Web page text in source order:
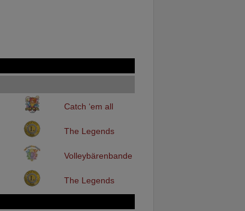
Catch ‘em all
The Legends
Volleybärenbande
The Legends